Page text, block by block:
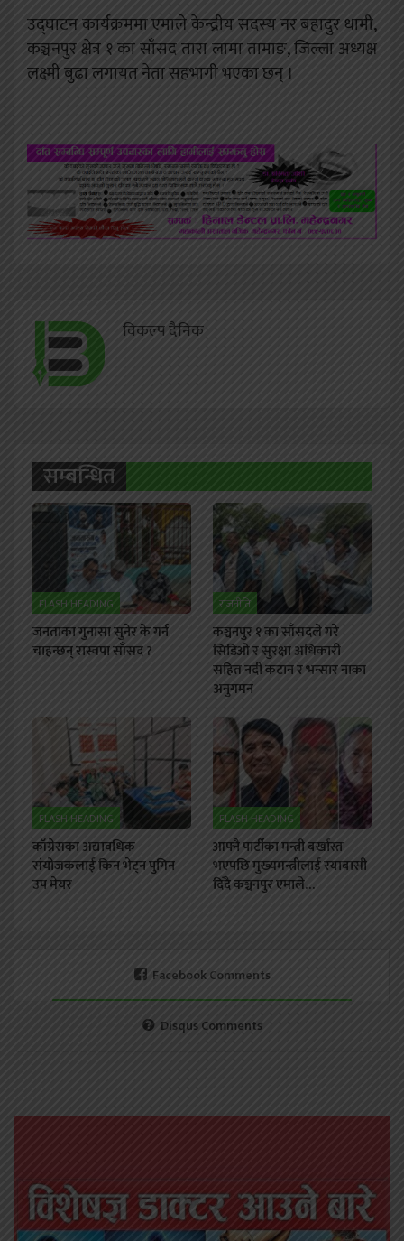
उद्घाटन कार्यक्रममा एमाले केन्द्रीय सदस्य नर बहादुर धामी,
कञ्चनपुर क्षेत्र १ का साँसद तारा लामा तामाङ, जिल्ला अध्यक्ष
लक्ष्मी बुढा लगायत नेता सहभागी भएका छन् ।
विकल्प दैनिक
सम्बन्धित
FLASH HEADING
जनताका गुनासा सुनेर के गर्न
चाहन्छन् रास्वपा साँसद ?
राजनीति
कञ्चनपुर १ का साँसदले गरे
सिडिओ र सुरक्षा अधिकारी
सहित नदी कटान र भन्सार नाका
अनुगमन
FLASH HEADING
काँग्रेसका अद्यावधिक
संयोजकलाई किन भेट्न पुगिन
उप मेयर
FLASH HEADING
आफ्नै पार्टीका मन्त्री बर्खास्त
भएपछि मुख्यमन्त्रीलाई स्याबासी
दिँदै कञ्चनपुर एमाले…
Facebook Comments
Disqus Comments